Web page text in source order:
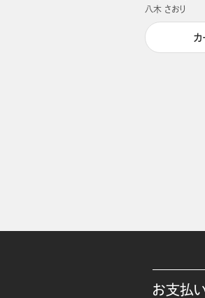
八木 さおり
カ
お支払